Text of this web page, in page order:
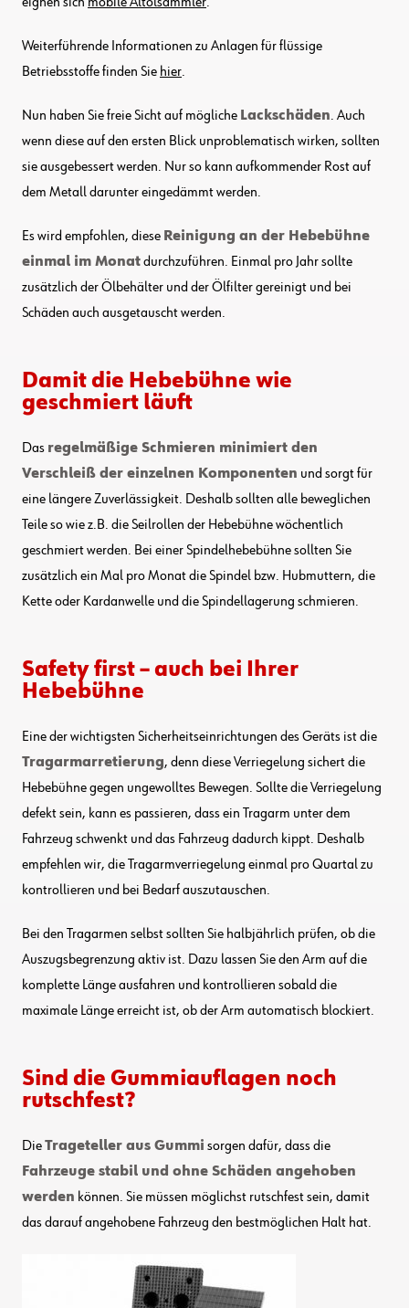
eignen sich mobile Altölsammler.
Weiterführende Informationen zu Anlagen für flüssige
Betriebsstoffe finden Sie hier.
Nun haben Sie freie Sicht auf mögliche Lackschäden. Auch
wenn diese auf den ersten Blick unproblematisch wirken, sollten
sie ausgebessert werden. Nur so kann aufkommender Rost auf
dem Metall darunter eingedämmt werden.
Es wird empfohlen, diese Reinigung an der Hebebühne
einmal im Monatdurchzuführen. Einmal pro Jahr sollte
zusätzlich der Ölbehälter und der Ölfilter gereinigt und bei
Schäden auch ausgetauscht werden.
Damit die Hebebühne wie
geschmiert läuft
Das regelmäßige Schmieren minimiert den
Verschleiß der einzelnen Komponenten und sorgt für
eine längere Zuverlässigkeit. Deshalb sollten alle beweglichen
Teile so wie z.B. die Seilrollen der Hebebühne wöchentlich
geschmiert werden. Bei einer Spindelhebebühne sollten Sie
zusätzlich ein Mal pro Monat die Spindel bzw. Hubmuttern, die
Kette oder Kardanwelle und die Spindellagerung schmieren.
Safety first – auch bei Ihrer
Hebebühne
Eine der wichtigsten Sicherheitseinrichtungen des Geräts ist die
Tragarmarretierung, denn diese Verriegelung sichert die
Hebebühne gegen ungewolltes Bewegen. Sollte die Verriegelung
defekt sein, kann es passieren, dass ein Tragarm unter dem
Fahrzeug schwenkt und das Fahrzeug dadurch kippt. Deshalb
empfehlen wir, die Tragarmverriegelung einmal pro Quartal zu
kontrollieren und bei Bedarf auszutauschen.
Bei den Tragarmen selbst sollten Sie halbjährlich prüfen, ob die
Auszugsbegrenzung aktiv ist. Dazu lassen Sie den Arm auf die
komplette Länge ausfahren und kontrollieren sobald die
maximale Länge erreicht ist, ob der Arm automatisch blockiert.
Sind die Gummiauflagen noch
rutschfest?
DieTrageteller aus Gummi sorgen dafür, dass die
Fahrzeuge stabil und ohne Schäden angehoben
werden können. Sie müssen möglichst rutschfest sein, damit
das darauf angehobene Fahrzeug den bestmöglichen Halt hat.